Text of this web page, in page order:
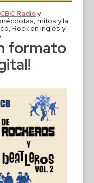
Radioy
mitos y la
Rock en inglés y
formato